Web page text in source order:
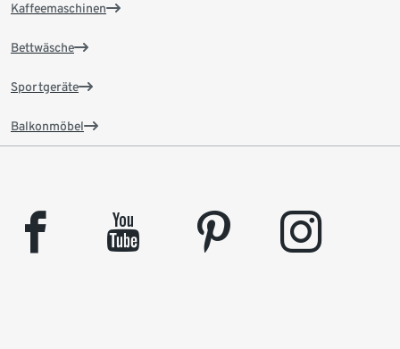
Kaffeemaschinen
Bettwäsche
Sportgeräte
Balkonmöbel
facebook youtube pinterest instagram